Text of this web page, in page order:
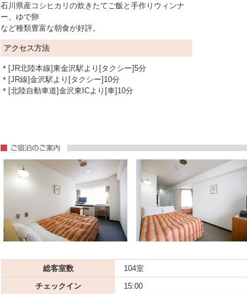
石川県産コシヒカリの炊きたてご飯と手作りウィンナ
ー、ゆで卵
など種類豊富な朝食が好評。
アクセス方法
＊[JR北陸本線]東金沢駅より[タクシー]5分
＊[JR線]金沢駅より[タクシー]10分
＊[北陸自動車道]金沢東ICより[車]10分
総客室数
104室
チェックイン
15:00